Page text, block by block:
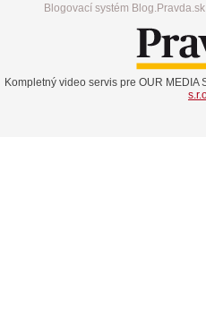
Blogovací systém
Kompletný video servis pre OUR MEDIA